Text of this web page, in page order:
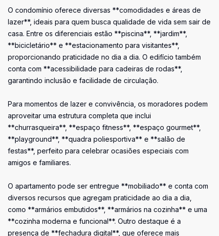
O condomínio oferece diversas **comodidades e áreas de
lazer**, ideais para quem busca qualidade de vida sem sair de
casa. Entre os diferenciais estão **piscina**, **jardim**,
**bicicletário** e **estacionamento para visitantes**,
proporcionando praticidade no dia a dia. O edifício também
conta com **acessibilidade para cadeiras de rodas**,
garantindo inclusão e facilidade de circulação.
Para momentos de lazer e convivência, os moradores podem
aproveitar uma estrutura completa que inclui
**churrasqueira**, **espaço fitness**, **espaço gourmet**,
**playground**, **quadra poliesportiva** e **salão de
festas**, perfeito para celebrar ocasiões especiais com
amigos e familiares.
O apartamento pode ser entregue **mobiliado** e conta com
diversos recursos que agregam praticidade ao dia a dia,
como **armários embutidos**, **armários na cozinha** e uma
**cozinha moderna e funcional**. Outro destaque é a
presença de **fechadura digital**, que oferece mais